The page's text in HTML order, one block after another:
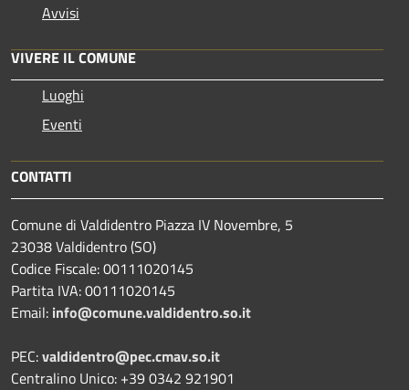
Avvisi
VIVERE IL COMUNE
Luoghi
Eventi
CONTATTI
Comune di Valdidentro Piazza IV Novembre, 5
23038 Valdidentro (SO)
Codice Fiscale: 00111020145
Partita IVA: 00111020145
Email: info@comune.valdidentro.so.it
PEC:valdidentro@pec.cmav.so.it
Centralino Unico: +39 0342 921901